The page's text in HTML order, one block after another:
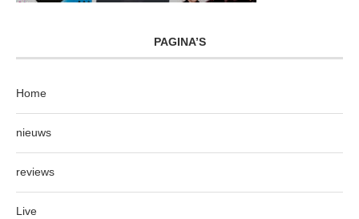
PAGINA’S
Home
nieuws
reviews
Live